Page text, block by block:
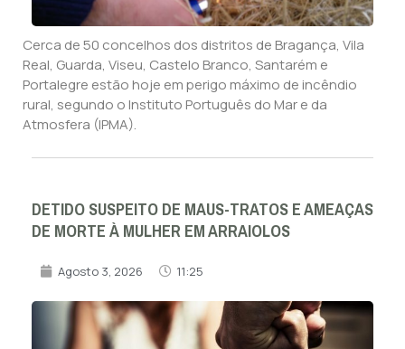
Cerca de 50 concelhos dos distritos de Bragança, Vila
Real, Guarda, Viseu, Castelo Branco, Santarém e
Portalegre estão hoje em perigo máximo de incêndio
rural, segundo o Instituto Português do Mar e da
Atmosfera (IPMA).
DETIDO SUSPEITO DE MAUS-TRATOS E AMEAÇAS
DE MORTE À MULHER EM ARRAIOLOS
Agosto 3, 2026 11:25